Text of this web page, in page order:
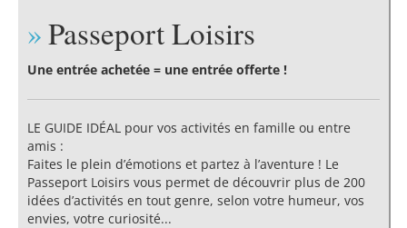
Passeport Loisirs
Une entrée achetée = une entrée offerte !
LE GUIDE IDÉAL pour vos activités en famille ou entre
amis :
Faites le plein d’émotions et partez à l’aventure ! Le
Passeport Loisirs vous permet de découvrir plus de 200
idées d’activités en tout genre, selon votre humeur, vos
envies, votre curiosité...